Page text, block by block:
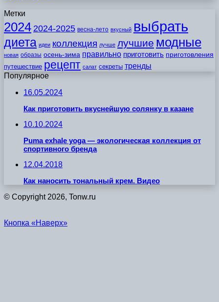
Метки
2024 2024-2025 весна-лето вкусный выбрать
диета идеи коллекция лучше лучшие модные
новая образы осень-зима правильно приготовить приготовления
путешествие рецепт салат секреты тренды
Популярное
16.05.2024
Как приготовить вкуснейшую солянку в казане
10.10.2024
Puma exhale yoga — экологическая коллекция от
спортивного бренда
12.04.2018
Как наносить тональный крем. Видео
© Copyright 2026, Tonw.ru
Кнопка «Наверх»